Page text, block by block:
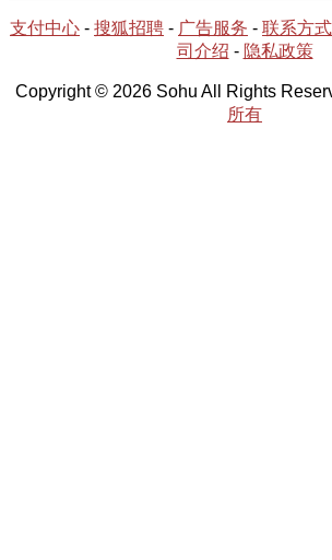
支付中心 - 搜狐招聘 - 广告服务 - 联系方式
司介绍 - 隐私政策
Copyright © 2026 Sohu All Rights
所有